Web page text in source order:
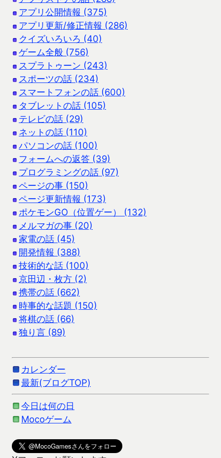
アプリ公開情報 (375)
アプリ更新/修正情報 (286)
クイズいろいろ (40)
ゲーム全般 (756)
スプラトゥーン (243)
スポーツの話 (234)
スマートフォンの話 (600)
タブレットの話 (105)
テレビの話 (29)
ネットの話 (110)
パソコンの話 (100)
フォームへの返答 (39)
プログラミングの話 (97)
ページの事 (150)
ページ更新情報 (173)
ポケモンGO（位置ゲー） (132)
メルマガの事 (20)
家電の話 (45)
開発情報 (388)
技術的な話 (100)
京田辺・枚方 (2)
携帯の話 (662)
時事的な話題 (150)
将棋の話 (66)
独り言 (89)
カレンダー
最新(ブログTOP)
今日は何の日
Mocoゲーム